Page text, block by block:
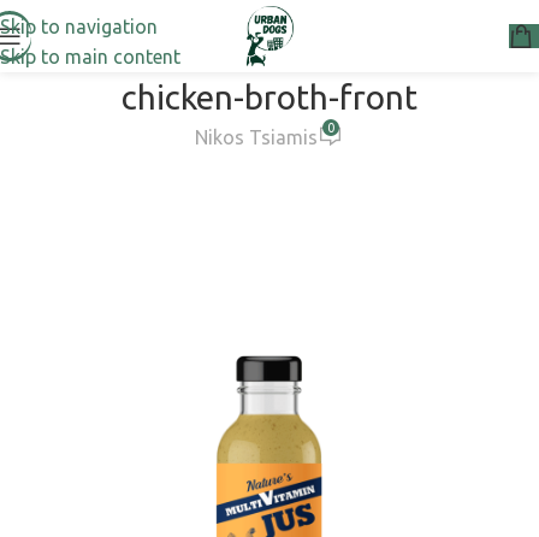
Skip to navigation
Skip to main content
chicken-broth-front
Nikos Tsiamis 0